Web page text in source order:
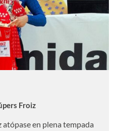
Froiz
en plena tempada